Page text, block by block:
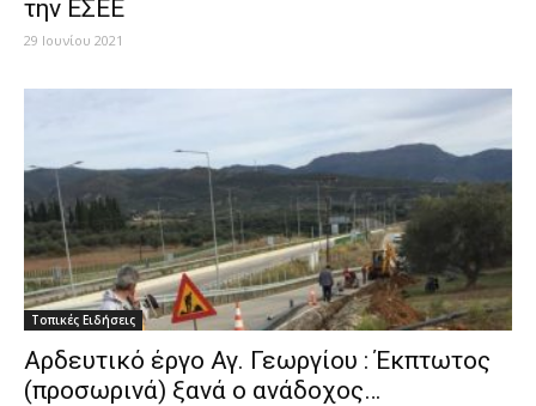
την ΕΣΕΕ
29 Ιουνίου 2021
Τοπικές Ειδήσεις
Αρδευτικό έργο Αγ. Γεωργίου : Έκπτωτος
(προσωρινά) ξανά ο ανάδοχος…